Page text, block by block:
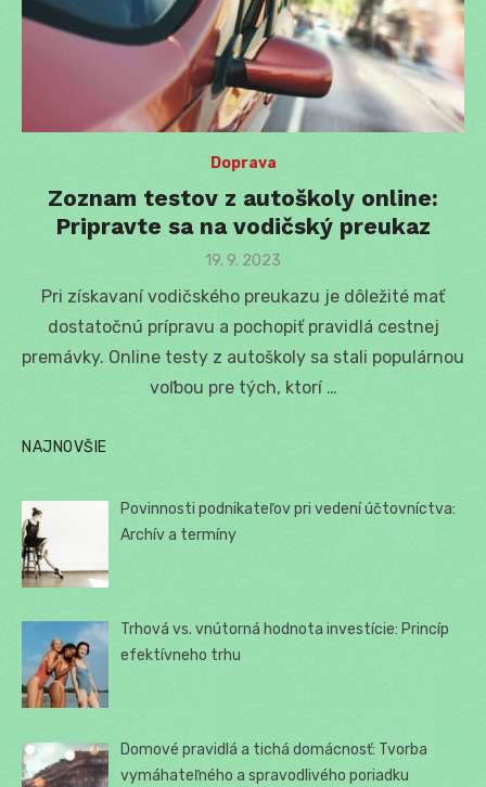
Doprava
Zoznam testov z autoškoly online:
Pripravte sa na vodičský preukaz
Posted
19. 9. 2023
Pri získavaní vodičského preukazu je dôležité mať
dostatočnú prípravu a pochopiť pravidlá cestnej
premávky. Online testy z autoškoly sa stali populárnou
voľbou pre tých, ktorí …
NAJNOVŠIE
Povinnosti podnikateľov pri vedení účtovníctva:
Archív a termíny
Trhová vs. vnútorná hodnota investície: Princíp
efektívneho trhu
Domové pravidlá a tichá domácnosť: Tvorba
vymáhateľného a spravodlivého poriadku